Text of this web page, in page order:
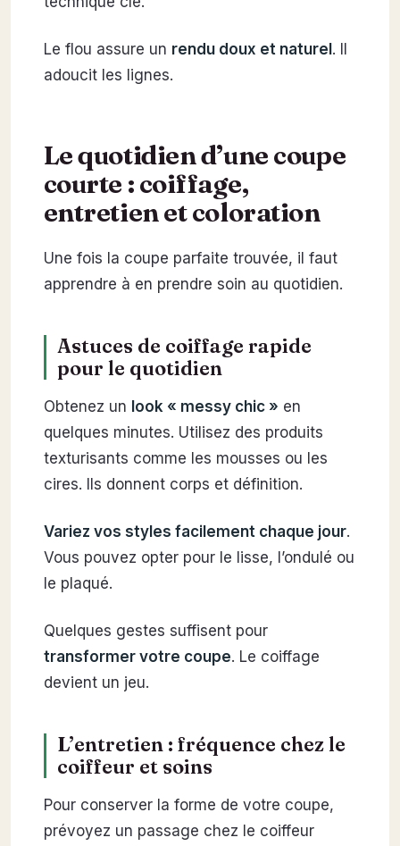
Le flou assure un rendu doux et naturel. Il
adoucit les lignes.
Le quotidien d’une coupe
courte : coiffage,
entretien et coloration
Une fois la coupe parfaite trouvée, il faut
apprendre à en prendre soin au quotidien.
Astuces de coiffage rapide
pour le quotidien
Obtenez un look « messy chic » en
quelques minutes. Utilisez des produits
texturisants comme les mousses ou les
cires. Ils donnent corps et définition.
Variez vos styles facilement chaque jour.
Vous pouvez opter pour le lisse, l’ondulé ou
le plaqué.
Quelques gestes suffisent pour
transformer votre coupe. Le coiffage
devient un jeu.
L’entretien : fréquence chez le
coiffeur et soins
Pour conserver la forme de votre coupe,
prévoyez un passage chez le coiffeur